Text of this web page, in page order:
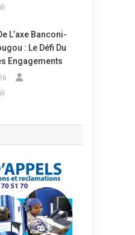
L’axe Banconi-
: Le Défi Du
Engagements